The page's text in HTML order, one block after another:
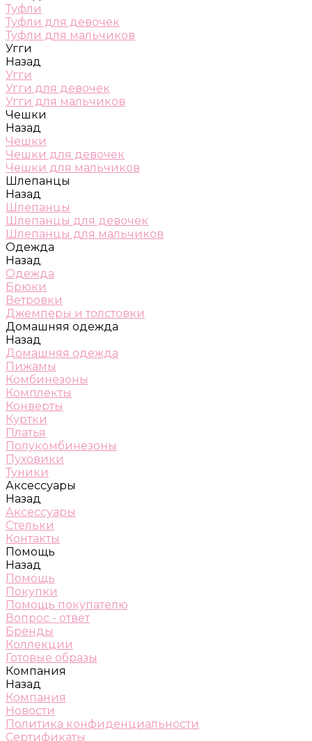
Туфли
Туфли для девочек
Туфли для мальчиков
Угги
Назад
Угги
Угги для девочек
Угги для мальчиков
Чешки
Назад
Чешки
Чешки для девочек
Чешки для мальчиков
Шлепанцы
Назад
Шлепанцы
Шлепанцы для девочек
Шлепанцы для мальчиков
Одежда
Назад
Одежда
Брюки
Ветровки
Джемперы и толстовки
Домашняя одежда
Назад
Домашняя одежда
Пижамы
Комбинезоны
Комплекты
Конверты
Куртки
Платья
Полукомбинезоны
Пуховики
Туники
Аксессуары
Назад
Аксессуары
Стельки
Контакты
Помощь
Назад
Помощь
Покупки
Помощь покупателю
Вопрос - ответ
Бренды
Коллекции
Готовые образы
Компания
Назад
Компания
Новости
Политика конфиденциальности
Сертификаты